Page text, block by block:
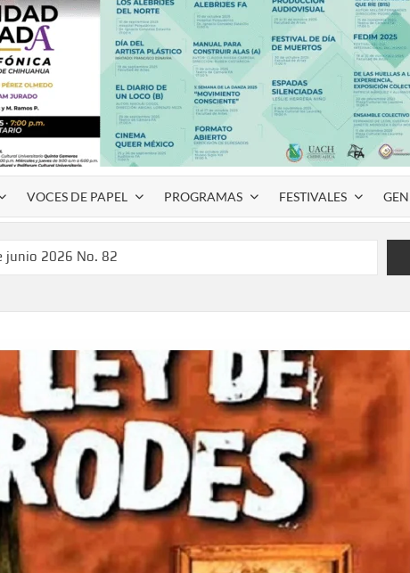
VOCES DE PAPEL PROGRAMAS FESTIVALES
junio 2026 No. 82
#35
homenaje a Víctor Hugo Rascón Banda con Voces en el
2026” para publicar textos académicos con sello
Deja Huella” para convertir el arte local en identidad
del norte con la muestra “División del Norte: Episodio 2”
luctuoso de Miguel Hidalgo